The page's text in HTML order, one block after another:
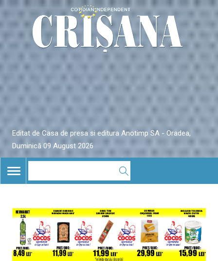
Editat de Casa de presa si editura Anotimp SA - Oradea,
Duminică 09 August 2026
TOGGLE
NAVIGATION